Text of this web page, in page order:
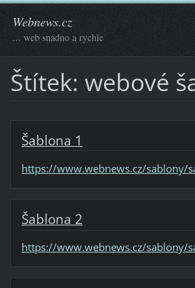
Webnews.cz
... web snadno a rychle
Štítek: webové
Šablona 1
https://www.webnews.cz/sablony/
Šablona 2
https://www.webnews.cz/sablony/